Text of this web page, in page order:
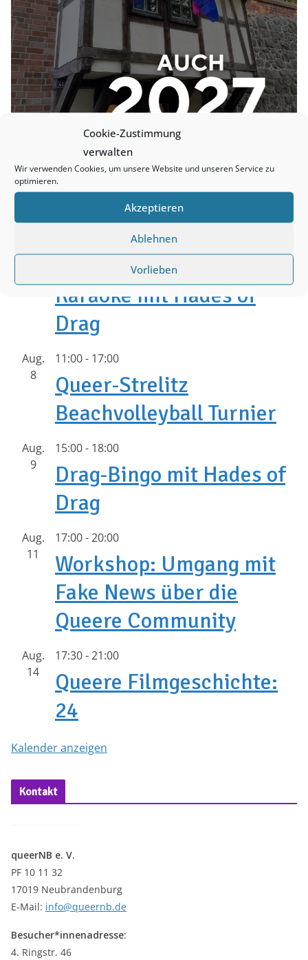
Cookie-Zustimmung
verwalten
Wir verwenden Cookies, um unsere Website und unseren Service zu
optimieren.
Akzeptieren
Ablehnen
Vorlieben
Anstehende Veranstaltungen
7
Karaoke mit Hades of
Drag
Aug.
8
11:00- 17:00
Queer-Strelitz
Beachvolleyball Turnier
Aug.
9
15:00- 18:00
Drag-Bingo mit Hades of
Drag
Aug.
11
17:00-20:00
Workshop: Umgang mit
Fake News über die
Queere Community
Aug.
14
17:30-21:00
Queere Filmgeschichte:
24
Kalender anzeigen
Kontakt
queerNB e. V.
PF 10 11 32
17019 Neubrandenburg
E-Mail: info@queernb.de
Besucher*innenadresse:
4. Ringstr. 46